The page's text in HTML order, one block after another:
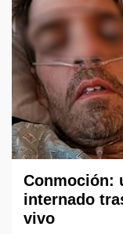
Conmoción:
internado
vivo